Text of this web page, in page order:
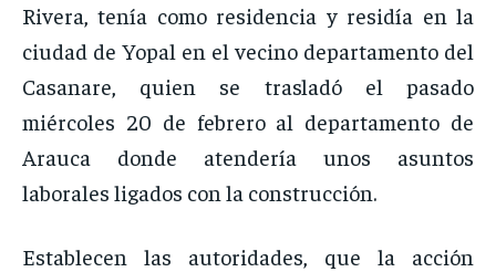
Rivera, tenía como residencia y residía en la
ciudad de Yopal en el vecino departamento del
Casanare, quien se trasladó el pasado
miércoles 20 de febrero al departamento de
Arauca donde atendería unos asuntos
laborales ligados con la construcción.
Establecen las autoridades, que la acción